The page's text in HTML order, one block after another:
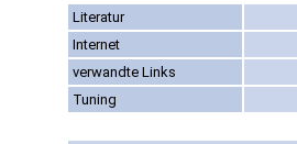
Literatur
Internet
verwandte Links
Tuning